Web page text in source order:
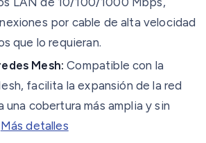
por cable de alta velocidad
que lo requieran.
Mesh: Compatible con la
facilita la expansión de la red
una cobertura más amplia y sin
Más detalles